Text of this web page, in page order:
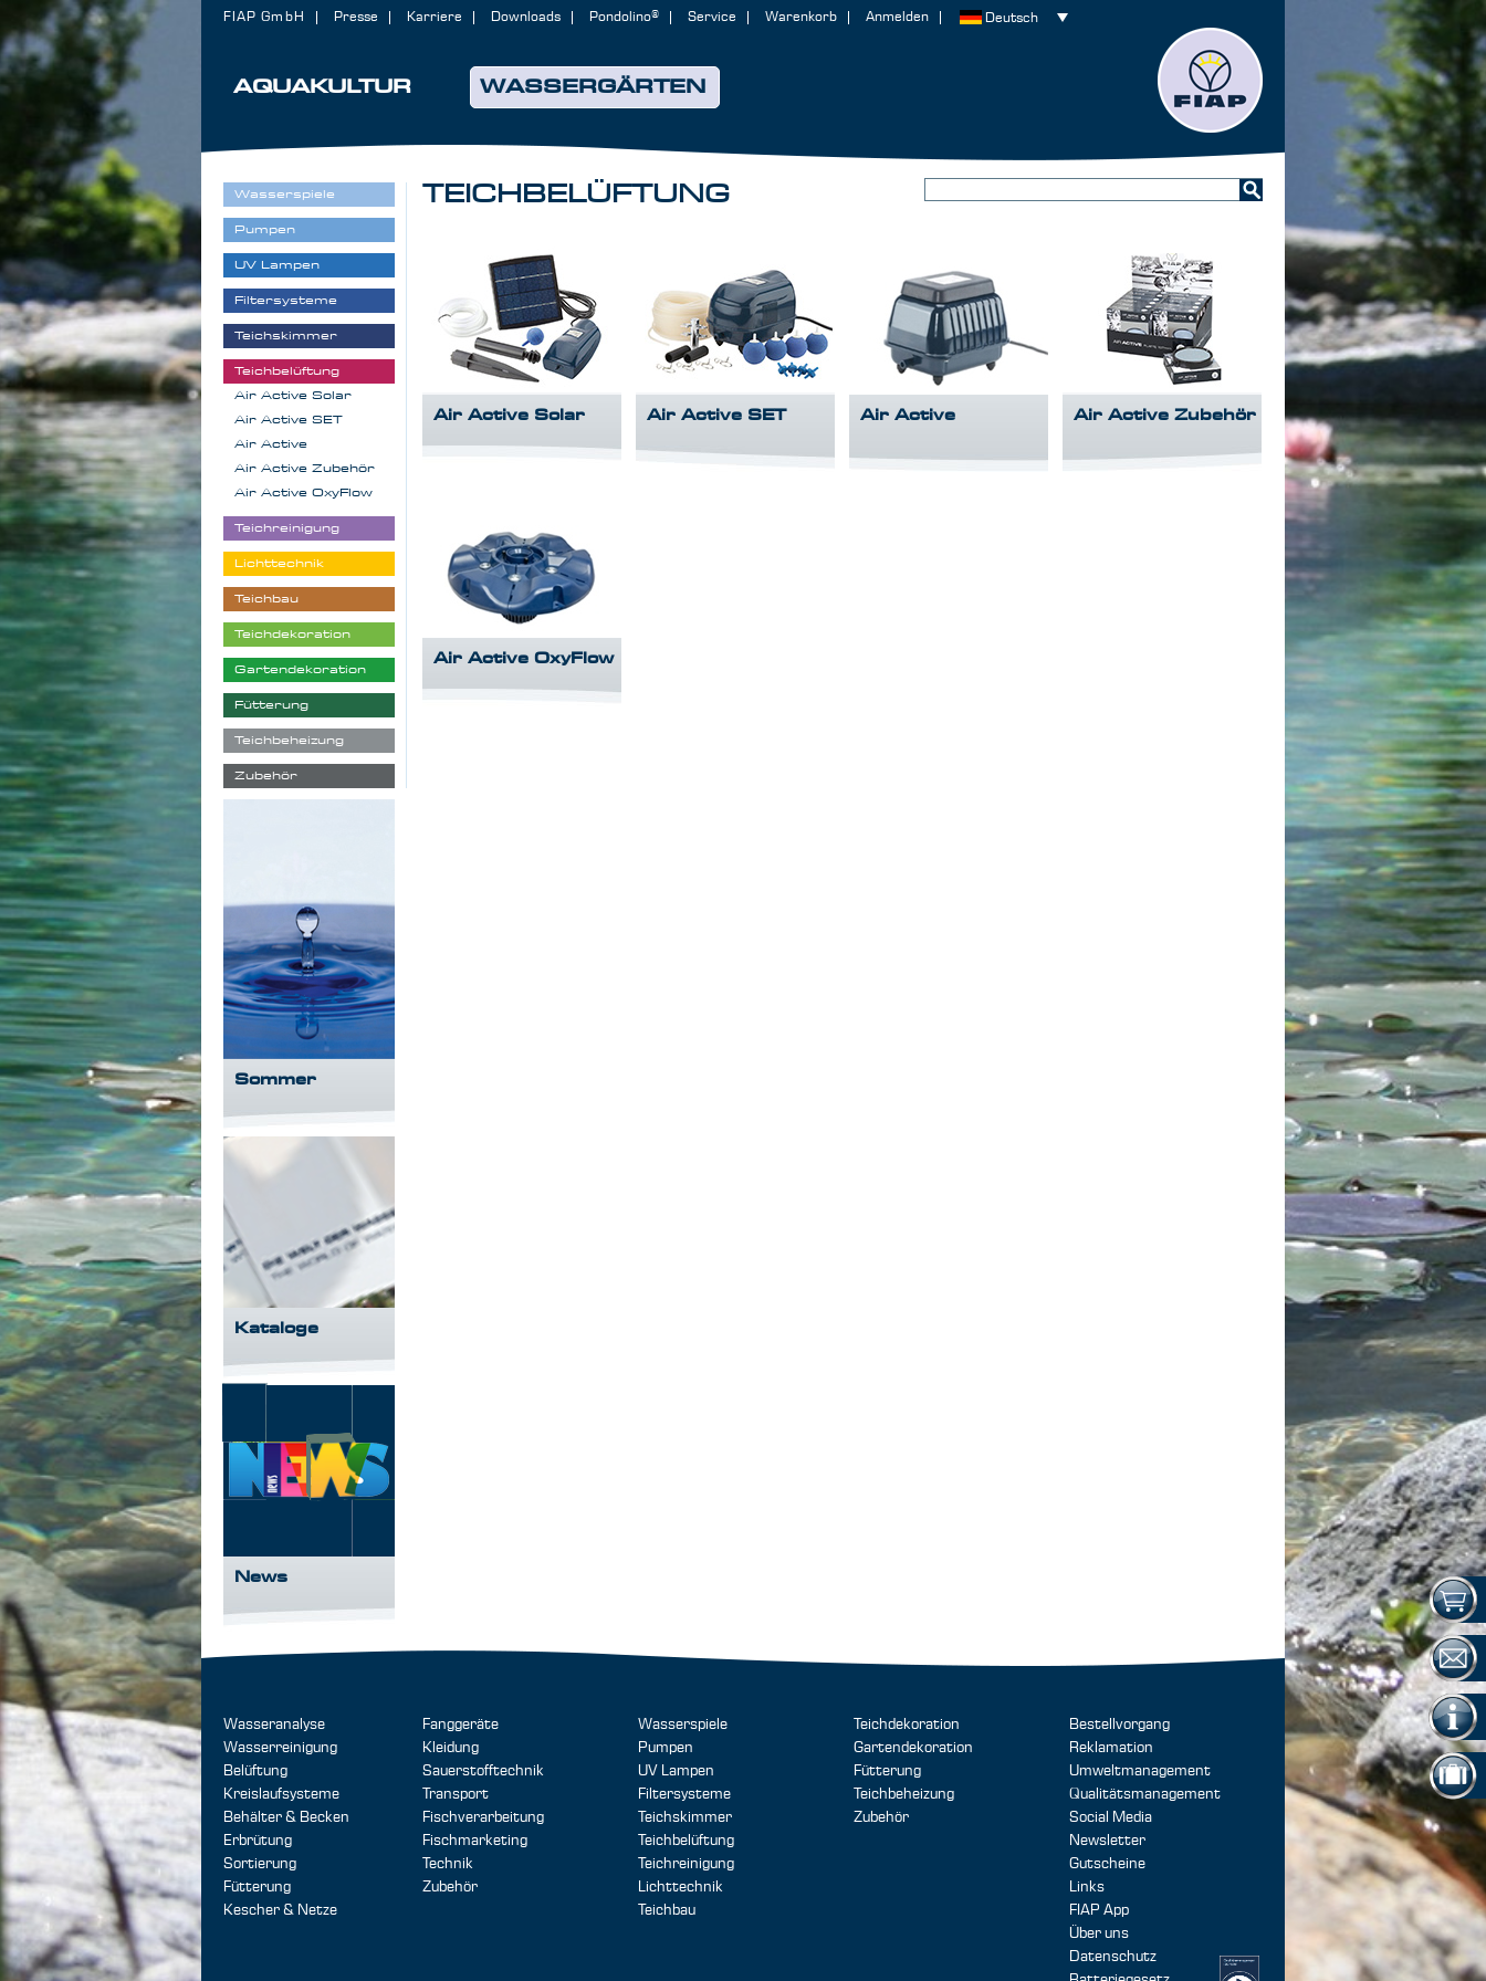
AQUAKULTUR WASSERGÄRTEN
FIAP GmbH Presse Karriere Downloads Pondolino® Service Warenkorb Anmelden Deutsch
TEICHBELÜFTUNG
Air Active Solar Air Active SET Air Active Air Active Zubehör
Air Active OxyFlow
Wasserspiele
Pumpen
UV Lampen
Filtersysteme
Teichskimmer
Teichbelüftung
Air Active Solar
Air Active SET
Air Active
Air Active Zubehör
Air Active OxyFlow
Teichreinigung
Lichttechnik
Teichbau
Teichdekoration
Gartendekoration
Fütterung
Teichbeheizung
Zubehör
Sommer
Kataloge
News
Wasseranalyse
Wasserreinigung
Belüftung
Kreislaufsysteme
Behälter & Becken
Erbrütung
Sortierung
Fütterung
Kescher & Netze
Fanggeräte
Kleidung
Sauerstofftechnik
Transport
Fischverarbeitung
Fischmarketing
Technik
Zubehör
Wasserspiele
Pumpen
UV Lampen
Filtersysteme
Teichskimmer
Teichbelüftung
Teichreinigung
Lichttechnik
Teichbau
Teichdekoration
Gartendekoration
Fütterung
Teichbeheizung
Zubehör
Bestellvorgang
Reklamation
Umweltmanagement
Qualitätsmanagement
Social Media
Newsletter
Gutscheine
Links
FIAP App
Über uns
Datenschutz